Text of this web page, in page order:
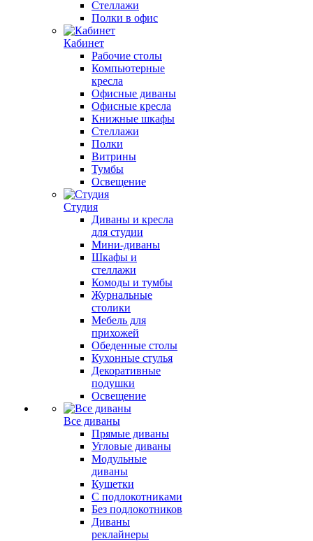
Стеллажи
Полки в офис
Кабинет
Рабочие столы
Компьютерные
кресла
Офисные диваны
Офисные кресла
Книжные шкафы
Стеллажи
Полки
Витрины
Тумбы
Освещение
Студия
Диваны и кресла
для студии
Мини-диваны
Шкафы и
стеллажи
Комоды и тумбы
Журнальные
столики
Мебель для
прихожей
Обеденные столы
Кухонные стулья
Декоративные
подушки
Освещение
Все диваны
Прямые диваны
Угловые диваны
Модульные
диваны
Кушетки
С подлокотниками
Без подлокотников
Диваны
реклайнеры